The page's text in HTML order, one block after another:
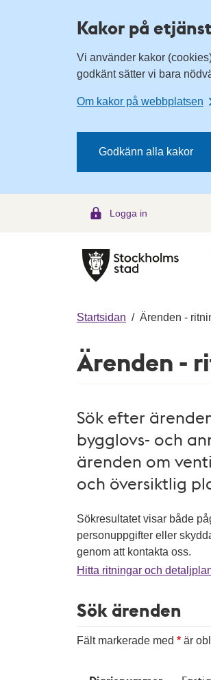
Kakor på
Vi använder kakor
godkänt sätter vi bara
Om kakor på webbplatsen
Godkänn alla kakor
Logga in
Startsidan / Ärenden -
Ärenden -
Sök efter
bygglovs- och
ärenden om
och översiktlig
Sökresultatet visar både
personuppgifter eller
genom att kontakta oss.
Hitta ritningar och
Sök ärenden
Fält markerade med är